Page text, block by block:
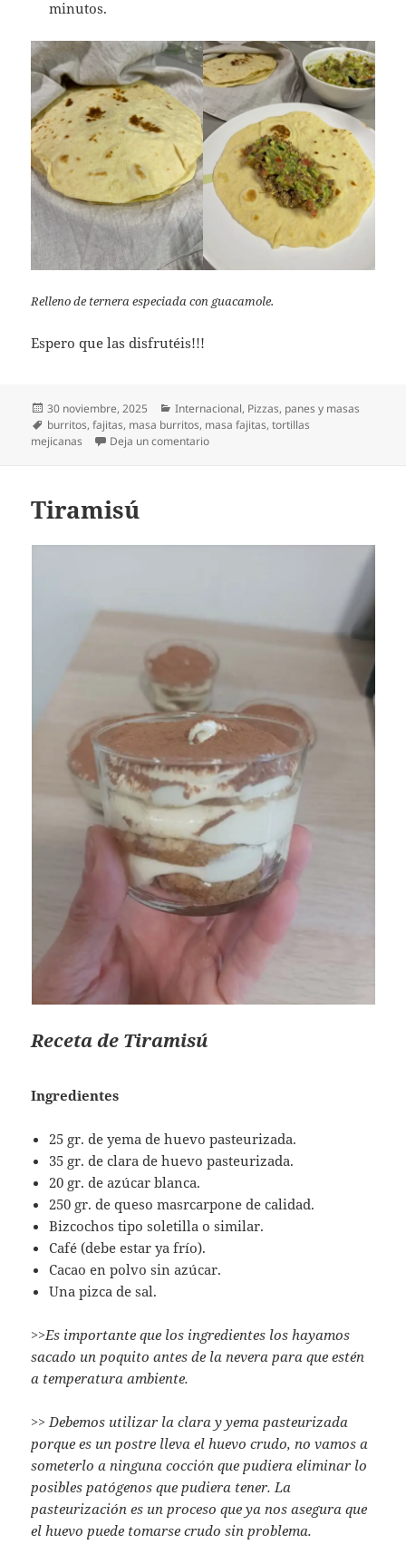
minutos.
Relleno de ternera especiada con guacamole.
Espero que las disfrutéis!!!
Publicado
el
30 noviembre, 2025 Categorías
Internacional, Pizzas, panes y masas
Etiquetas
burritos,fajitas, masa burritos, masa fajitas,tortillas
mejicanas
Deja un comentarioen Tortillas para burrito
Tiramisú
Receta de Tiramisú
Ingredientes
25 gr. de yema de huevo pasteurizada.
35 gr. de clara de huevo pasteurizada.
20 gr. de azúcar blanca.
250 gr. de queso masrcarpone de calidad.
Bizcochos tipo soletilla o similar.
Café (debe estar ya frío).
Cacao en polvo sin azúcar.
Una pizca de sal.
>>Es importante que los ingredientes los hayamos
sacado un poquito antes de la nevera para que estén
a temperatura ambiente.
>>Debemos utilizar la clara y yema pasteurizada
porque es un postre lleva el huevo crudo, no vamos a
someterlo a ninguna cocción que pudiera eliminar lo
posibles patógenos que pudiera tener. La
pasteurización es un proceso que ya nos asegura que
el huevo puede tomarse crudo sin problema.